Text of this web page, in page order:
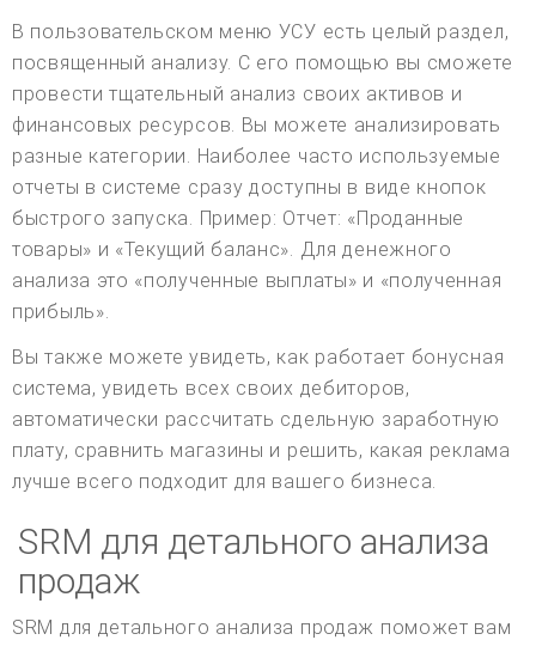
В пользовательском меню УСУ есть целый раздел,
посвященный анализу. С его помощью вы сможете
провести тщательный анализ своих активов и
финансовых ресурсов. Вы можете анализировать
разные категории. Наиболее часто используемые
отчеты в системе сразу доступны в виде кнопок
быстрого запуска. Пример: Отчет: «Проданные
товары» и «Текущий баланс». Для денежного
анализа это «полученные выплаты» и «полученная
прибыль».
Вы также можете увидеть, как работает бонусная
система, увидеть всех своих дебиторов,
автоматически рассчитать сдельную заработную
плату, сравнить магазины и решить, какая реклама
лучше всего подходит для вашего бизнеса.
SRM для детального анализа
продаж
SRM для детального анализа продаж поможет вам